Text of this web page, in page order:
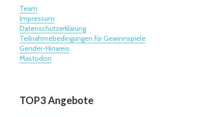
Team
Impressum
Datenschutzerklärung
Teilnahmebedingungen für Gewinnspiele
Gender-Hinweis
Mastodon
TOP3 Angebote